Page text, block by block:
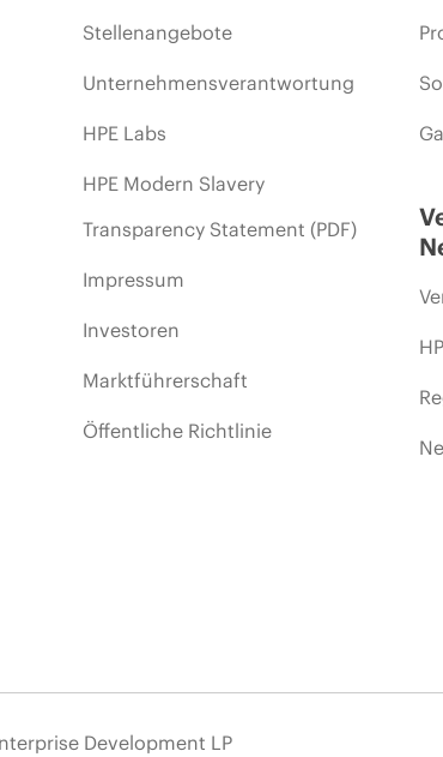
Stellenangebote
Unternehmensverantwortung
HPE Labs
HPE Modern Slavery
Transparency Statement (PDF)
Impressum
Investoren
Marktführerschaft
Öffentliche Richtlinie
Development LP